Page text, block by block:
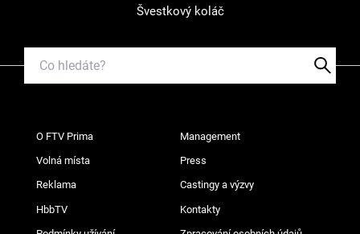
Švestkový koláč
O FTV Prima Management
Volná místa Press
Reklama Castingy a výzvy
HbbTV Kontakty